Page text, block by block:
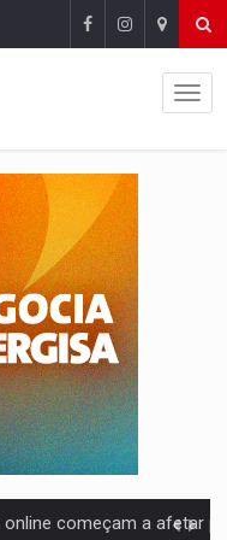
Plantar árvores não será mais suficiente para